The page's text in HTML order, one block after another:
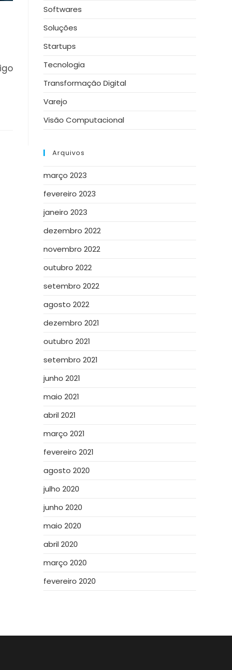
Softwares
Soluções
Startups
Tecnologia
Transformação Digital
Varejo
Visão Computacional
Arquivos
março 2023
fevereiro 2023
janeiro 2023
dezembro 2022
novembro 2022
outubro 2022
setembro 2022
agosto 2022
dezembro 2021
outubro 2021
setembro 2021
junho 2021
maio 2021
abril 2021
março 2021
fevereiro 2021
agosto 2020
julho 2020
junho 2020
maio 2020
abril 2020
março 2020
fevereiro 2020